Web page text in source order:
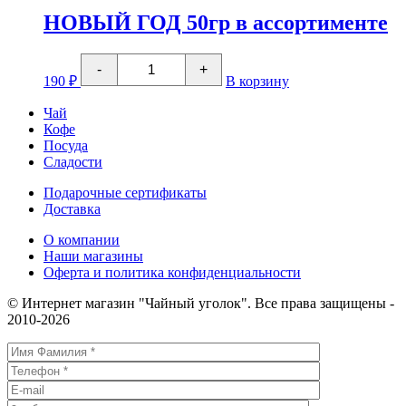
НОВЫЙ
ГОД
НОВЫЙ ГОД 50гр в ассортименте
190 ₽
-
Количество
товара
НОВЫЙ
+
В корзину
Чай
Кофе
Посуда
Сладости
Подарочные сертификаты
Доставка
О компании
Наши магазины
Оферта и политика конфиденциальности
© Интернет магазин "Чайный уголок". Все права защищены -
2010-2026